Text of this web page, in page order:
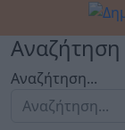
Αναζήτηση
Αναζήτηση...